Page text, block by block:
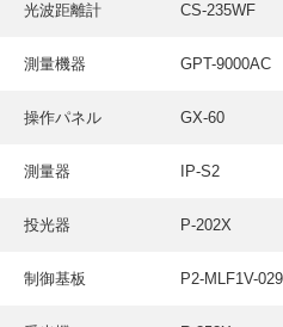
INTERVIEW
お客様インタビュー
RECRUIT
お問い合わせ
光波距離計 CS-235WF
測量機器 GPT-9000AC
操作パネル GX-60
測量器 IP-S2
投光器 P-202X
制御基板 P2-MLF1V-